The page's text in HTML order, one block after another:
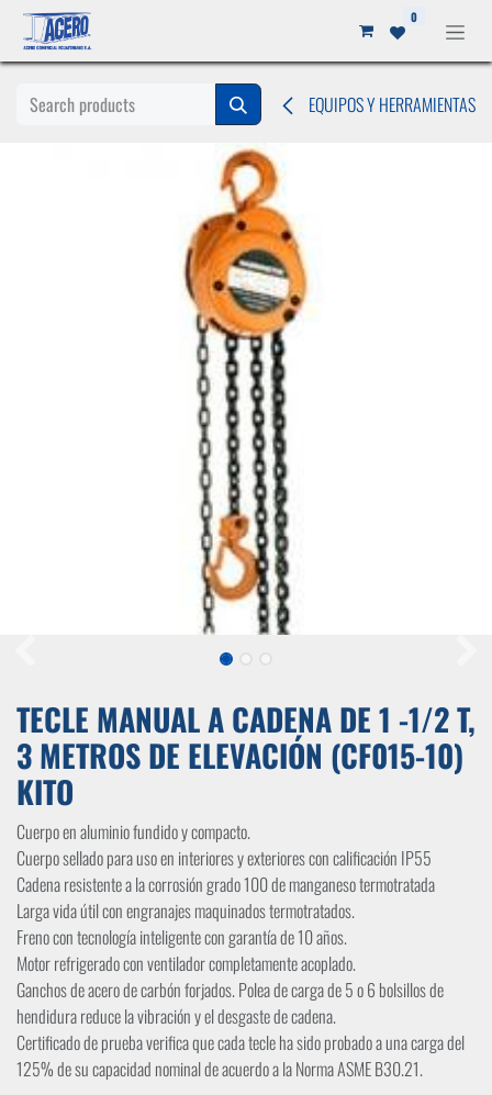
Ir al contenido 0
EQUIPOS Y HERRAMIENTAS
TECLE MANUAL A CADENA DE 1 -1/2 T,
3 METROS DE ELEVACIÓN (CF015-10)
KITO
Cuerpo en aluminio fundido y compacto.
Cuerpo sellado para uso en interiores y exteriores con calificación IP55
Cadena resistente a la corrosión grado 100 de manganeso termotratada
Larga vida útil con engranajes maquinados termotratados.
Freno con tecnología inteligente con garantía de 10 años.
Motor refrigerado con ventilador completamente acoplado.
Ganchos de acero de carbón forjados. Polea de carga de 5 o 6 bolsillos de
hendidura reduce la vibración y el desgaste de cadena.
Certificado de prueba verifica que cada tecle ha sido probado a una carga del
125% de su capacidad nominal de acuerdo a la Norma ASME B30.21.